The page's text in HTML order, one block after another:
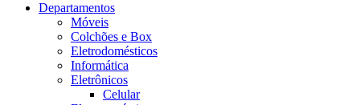
Departamentos
Móveis
Colchões e Box
Eletrodomésticos
Informática
Eletrônicos
Celular